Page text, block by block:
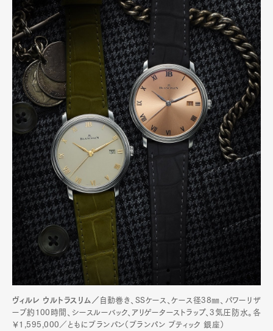
Pen Membership
Magazine
Official Columnist
About
Contact
Pen Meet
Pen international Pen tw
ヴィルレ ウルトラスリム／ 自動巻き、SSケース、ケース径38㎜、パワーリザ
ーブ約100時間、シースルーバック、アリゲーターストラップ、3気圧防水。各
￥1,595,000／ともにブランパン（ブランパン ブティック 銀座）